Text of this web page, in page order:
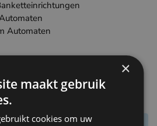
Automaten
in Belgien
×
maakt gebruik
cookies om uw